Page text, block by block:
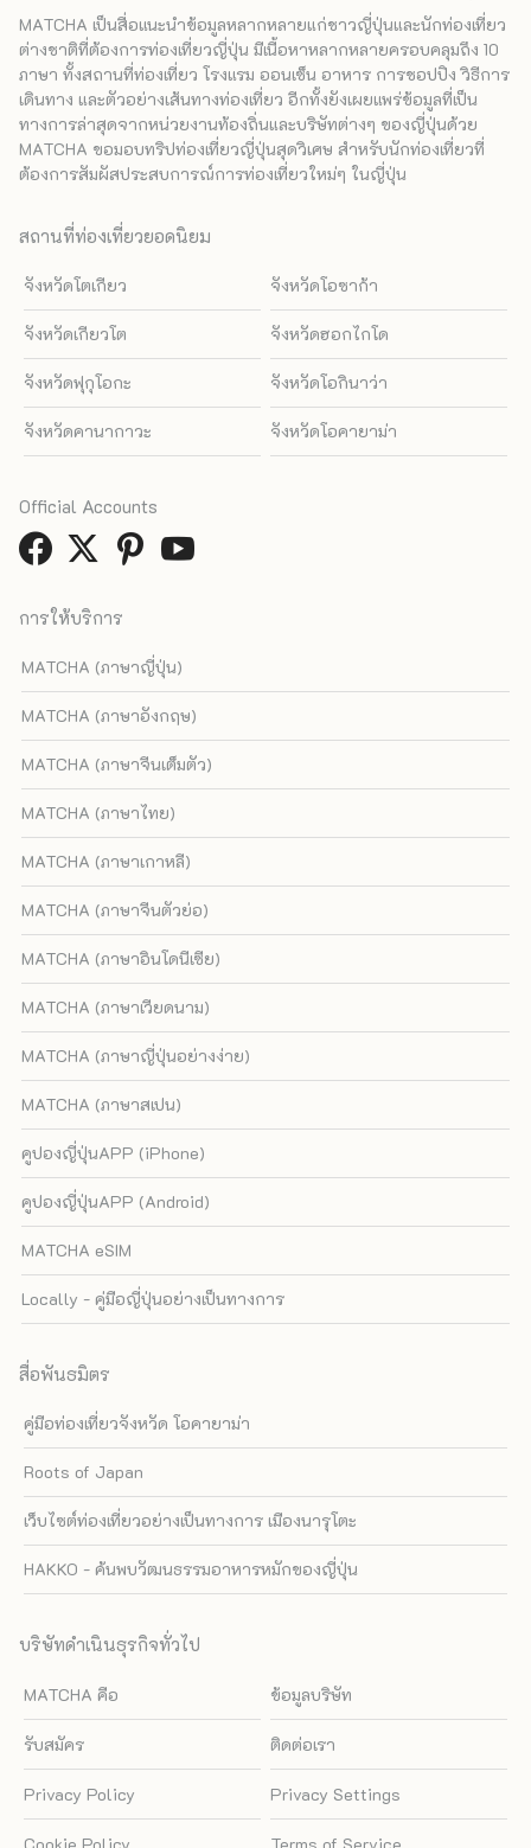
MATCHA เป็นสื่อแนะนำข้อมูลหลากหลายแก่ชาวญี่ปุ่นและนักท่องเที่ยว
ต่างชาติที่ต้องการท่องเที่ยวญี่ปุ่น มีเนื้อหาหลากหลายครอบคลุมถึง 10
ภาษา ทั้งสถานที่ท่องเที่ยว โรงแรม ออนเซ็น อาหาร การชอปปิง วิธีการ
เดินทาง และตัวอย่างเส้นทางท่องเที่ยว อีกทั้งยังเผยแพร่ข้อมูลที่เป็น
ทางการล่าสุดจากหน่วยงานท้องถิ่นและบริษัทต่างๆ ของญี่ปุ่นด้วย
MATCHA ขอมอบทริปท่องเที่ยวญี่ปุ่นสุดวิเศษ สำหรับนักท่องเที่ยวที่
ต้องการสัมผัสประสบการณ์การท่องเที่ยวใหม่ๆ ในญี่ปุ่น
สถานที่ท่องเที่ยวยอดนิยม
จังหวัดโตเกียว จังหวัดโอซาก้า
จังหวัดเกียวโต จังหวัดฮอกไกโด
จังหวัดฟุกุโอกะ จังหวัดโอกินาว่า
จังหวัดคานากาวะ จังหวัดโอคายาม่า
การให้บริการ
MATCHA (ภาษาญี่ปุ่น)
MATCHA (ภาษาอังกฤษ)
MATCHA (ภาษาจีนเต็มตัว)
MATCHA (ภาษาไทย)
MATCHA (ภาษาเกาหลี)
MATCHA (ภาษาจีนตัวย่อ)
MATCHA (ภาษาอินโดนีเซีย)
MATCHA (ภาษาเวียดนาม)
MATCHA (ภาษาญี่ปุ่นอย่างง่าย)
MATCHA (ภาษาสเปน)
คูปองญี่ปุ่นAPP (iPhone)
คูปองญี่ปุ่นAPP (Android)
MATCHA eSIM
Locally - คู่มือญี่ปุ่นอย่างเป็นทางการ
สื่อพันธมิตร
คู่มือท่องเที่ยวจังหวัด โอคายาม่า
Roots of Japan
เว็บไซต์ท่องเที่ยวอย่างเป็นทางการ เมืองนารุโตะ
HAKKO - ค้นพบวัฒนธรรมอาหารหมักของญี่ปุ่น
บริษัทดำเนินธุรกิจทั่วไป
MATCHA คือ ข้อมูลบริษัท
รับสมัคร ติดต่อเรา
Privacy Policy Privacy Settings
Official Accounts